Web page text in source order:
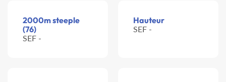
2000m steeple
(76)
SEF -
Hauteur
SEF -